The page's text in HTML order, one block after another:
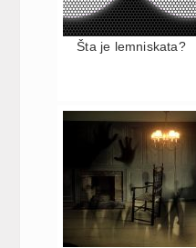
Šta je lemniskata?